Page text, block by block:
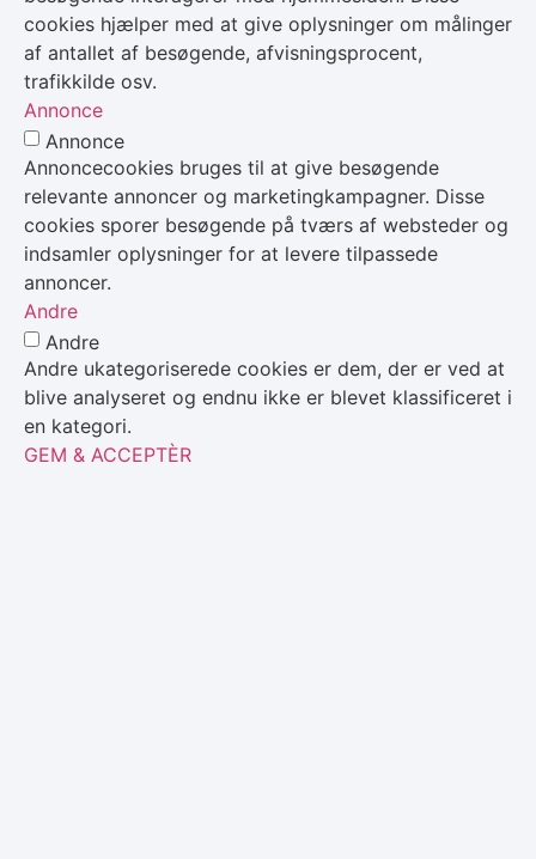
cookies hjælper med at give oplysninger om målinger
af antallet af besøgende, afvisningsprocent,
trafikkilde osv.
Annonce
Annonce
Annoncecookies bruges til at give besøgende
relevante annoncer og marketingkampagner. Disse
cookies sporer besøgende på tværs af websteder og
indsamler oplysninger for at levere tilpassede
annoncer.
Andre
Andre
Andre ukategoriserede cookies er dem, der er ved at
blive analyseret og endnu ikke er blevet klassificeret i
en kategori.
GEM & ACCEPTÈR